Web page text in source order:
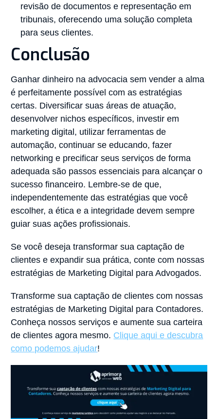
revisão de documentos e representação em
tribunais, oferecendo uma solução completa
para seus clientes.
Conclusão
Ganhar dinheiro na advocacia sem vender a alma
é perfeitamente possível com as estratégias
certas. Diversificar suas áreas de atuação,
desenvolver nichos específicos, investir em
marketing digital, utilizar ferramentas de
automação, continuar se educando, fazer
networking e precificar seus serviços de forma
adequada são passos essenciais para alcançar o
sucesso financeiro. Lembre-se de que,
independentemente das estratégias que você
escolher, a ética e a integridade devem sempre
guiar suas ações profissionais.
Se você deseja transformar sua captação de
clientes e expandir sua prática, conte com nossas
estratégias de Marketing Digital para Advogados.
Transforme sua captação de clientes com nossas
estratégias de Marketing Digital para Contadores.
Conheça nossos serviços e aumente sua carteira
de clientes agora mesmo. Clique aqui e descubra
como podemos ajudar!